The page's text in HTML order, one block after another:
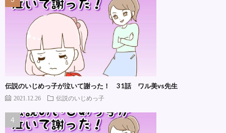
伝説のいじめっ子が泣いて謝った！ 31話 ワル美vs先生
2021.12.26 伝説のいじめっ子